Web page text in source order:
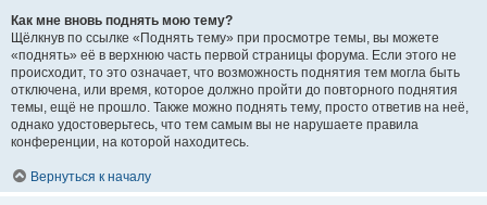
Как мне вновь поднять мою тему?
Щёлкнув по ссылке «Поднять тему» при просмотре темы, вы можете
«поднять» её в верхнюю часть первой страницы форума. Если этого не
происходит, то это означает, что возможность поднятия тем могла быть
отключена, или время, которое должно пройти до повторного поднятия
темы, ещё не прошло. Также можно поднять тему, просто ответив на неё,
однако удостоверьтесь, что тем самым вы не нарушаете правила
конференции, на которой находитесь.
Вернуться к началу